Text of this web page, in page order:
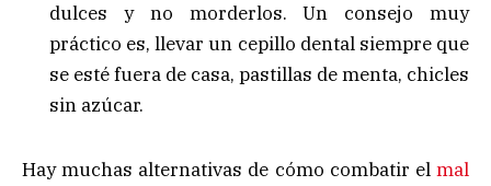
dulces y no morderlos. Un consejo muy
práctico es, llevar un cepillo dental siempre que
se esté fuera de casa, pastillas de menta, chicles
sin azúcar.
Hay muchas alternativas de cómo combatir el mal